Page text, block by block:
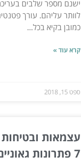
ישנם מספר שלבים
לוותר עליהם. עורך
כמובן בקיא בכל...
קרא עוד »
ספט 15, 2018
עצמאות
7 פתרונות